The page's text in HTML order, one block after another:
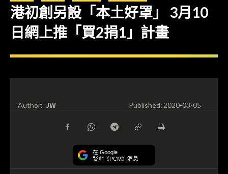
港初創另設「本土好罩」 3月10
日網上推「買2捐1」計畫
Author: JW Published:2020-03-05
在 Google
緊貼《PCM》消息